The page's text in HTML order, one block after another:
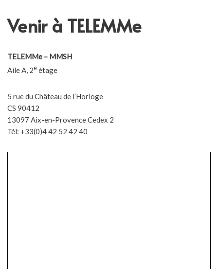
Venir à TELEMMe
TELEMMe – MMSH
Aile A, 2e étage
5 rue du Château de l’Horloge
CS 90412
13097 Aix-en-Provence Cedex 2
Tél: +33(0)4 42 52 42 40